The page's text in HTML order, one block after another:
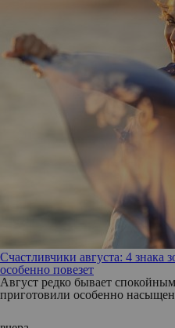
Счастливчики августа: 4 знака
особенно повезет
Август редко бывает
приготовили особенно